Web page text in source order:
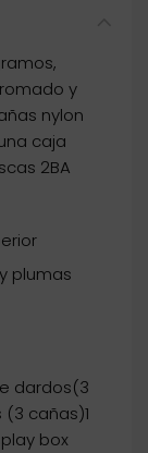
y
nylon
caja
2BA
plumas
dardos(3
cañas)1
box